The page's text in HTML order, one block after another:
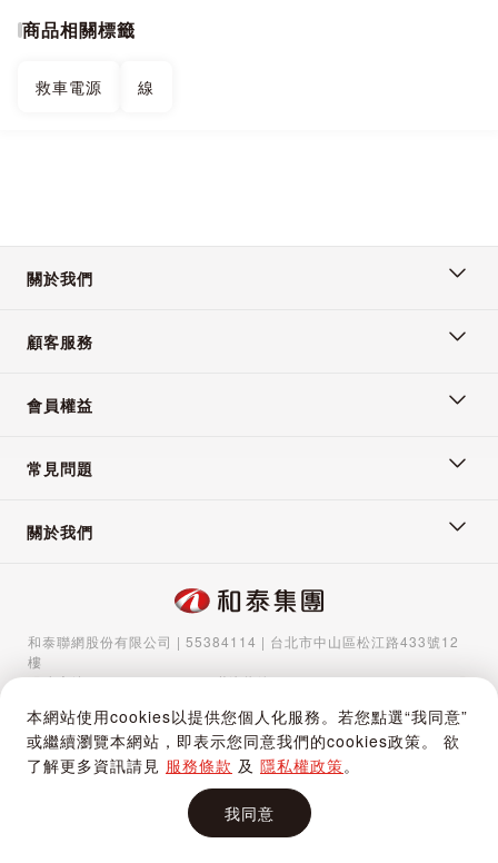
本網站使用cookies以提供您個人化服務。若您點選“我同意”
或繼續瀏覽本網站，即表示您同意我們的cookies政策。 欲
了解更多資訊請見 服務條款 及 隱私權政策。
我同意
加入購物車
商品相關標籤
救車電源 線
關於我們
顧客服務
會員權益
常見問題
關於我們
和泰聯網股份有限公司 | 55384114 | 台北市中山區松江路433號12
樓
服務專線：02-5570-1788| 聯絡信箱：gocs@hotaigo.com.tw| 服
Copyright © 2024 Hotai Connected Co.,Ltd | Powered by Hotai
Motor Corporation